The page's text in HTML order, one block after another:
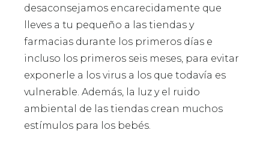
desaconsejamos encarecidamente que
lleves a tu pequeño a las tiendas y
farmacias durante los primeros días e
incluso los primeros seis meses, para evitar
exponerle a los virus a los que todavía es
vulnerable. Además, la luz y el ruido
ambiental de las tiendas crean muchos
estímulos para los bebés.